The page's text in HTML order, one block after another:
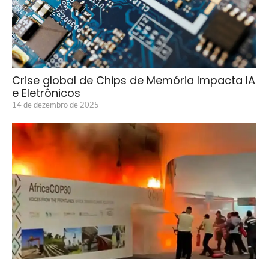
Crise global de Chips de Memória Impacta IA
e Eletrônicos
14 de dezembro de 2025